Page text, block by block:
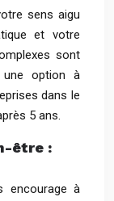
sens aigu
et votre
sont
une option à
dans le
5 ans.
être :
encourage à